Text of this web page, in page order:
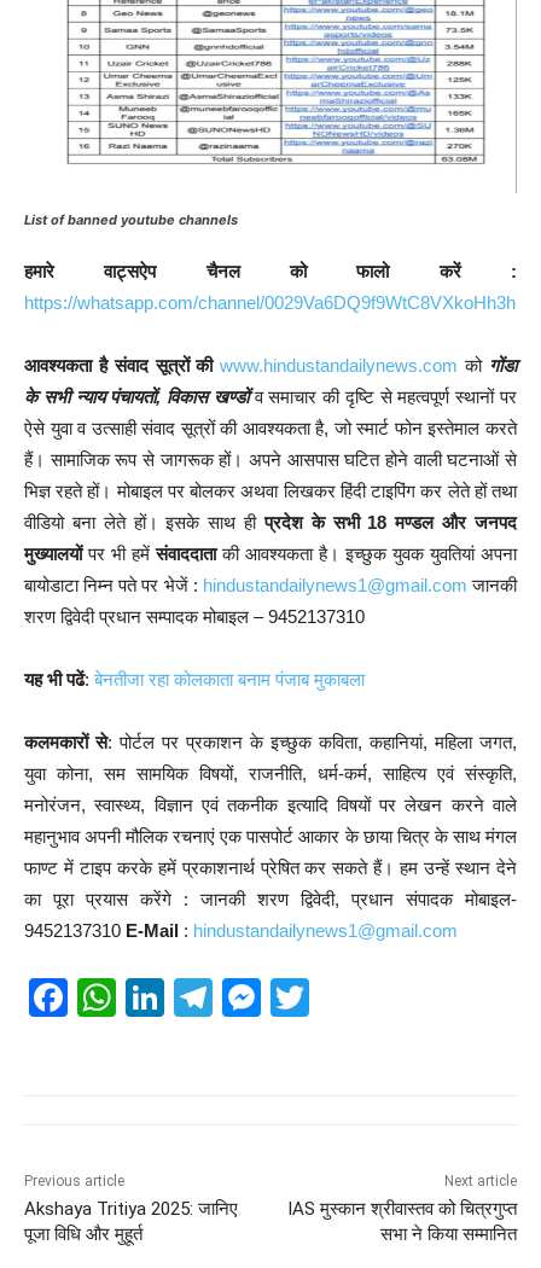
List of banned youtube channels
हमारे वाट्सऐप चैनल को फालो करें :
https://whatsapp.com/channel/0029Va6DQ9f9WtC8VXkoHh3h
आवश्यकता है संवाद सूत्रों की www.hindustandailynews.com को गोंडा
के सभी न्याय पंचायतों, विकास खण्डों व समाचार की दृष्टि से महत्वपूर्ण स्थानों पर
ऐसे युवा व उत्साही संवाद सूत्रों की आवश्यकता है, जो स्मार्ट फोन इस्तेमाल करते
हैं। सामाजिक रूप से जागरूक हों। अपने आसपास घटित होने वाली घटनाओं से
भिज्ञ रहते हों। मोबाइल पर बोलकर अथवा लिखकर हिंदी टाइपिंग कर लेते हों तथा
वीडियो बना लेते हों। इसके साथ हीप्रदेश के सभी 18 मण्डल और जनपद
मुख्यालयोंपर भी हमेंसंवाददाताकी आवश्यकता है। इच्छुक युवक युवतियां अपना
बायोडाटा निम्न पते पर भेजें : hindustandailynews1@gmail.com जानकी
शरण द्विवेदी प्रधान सम्पादक मोबाइल – 9452137310
यह भी पढें:बेनतीजा रहा कोलकाता बनाम पंजाब मुकाबला
कलमकारों से: पोर्टल पर प्रकाशन के इच्छुक कविता, कहानियां, महिला जगत,
युवा कोना, सम सामयिक विषयों, राजनीति, धर्म-कर्म, साहित्य एवं संस्कृति,
मनोरंजन, स्वास्थ्य, विज्ञान एवं तकनीक इत्यादि विषयों पर लेखन करने वाले
महानुभाव अपनी मौलिक रचनाएं एक पासपोर्ट आकार के छाया चित्र के साथ मंगल
फाण्ट में टाइप करके हमें प्रकाशनार्थ प्रेषित कर सकते हैं। हम उन्हें स्थान देने
का पूरा प्रयास करेंगे : जानकी शरण द्विवेदी, प्रधान संपादक मोबाइल-
9452137310 E-Mail : hindustandailynews1@gmail.com
F
o
o
W
p
p
Li
n
T
m
M
er
Previous article
Akshaya Tritiya 2025: जानिए
पूजा विधि और मुहूर्त
Next article
IAS मुस्कान श्रीवास्तव को चित्रगुप्त
सभा ने किया सम्मानित